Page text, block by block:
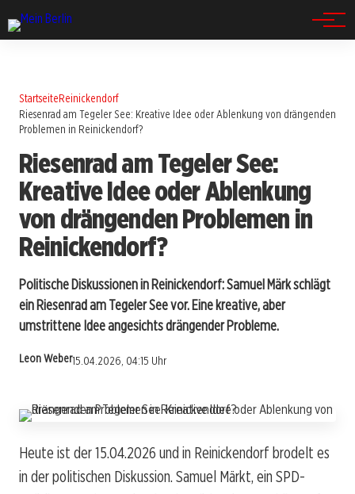
StartseiteReinickendorf
Riesenrad am Tegeler See: Kreative Idee oder Ablenkung von drängenden
Problemen in Reinickendorf?
Riesenrad am Tegeler See:
Kreative Idee oder Ablenkung
von drängenden Problemen in
Reinickendorf?
Politische Diskussionen in Reinickendorf: Samuel Märk schlägt
ein Riesenrad am Tegeler See vor. Eine kreative, aber
umstrittene Idee angesichts drängender Probleme.
Leon Weber15.04.2026, 04:15 Uhr
Heute ist der 15.04.2026 und in Reinickendorf brodelt es
in der politischen Diskussion. Samuel Märkt, ein SPD-